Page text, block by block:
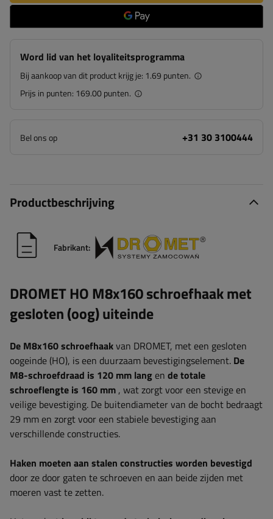
Word lid van het loyaliteitsprogramma
Bij aankoop van dit product krijg je: 1.69 punten.
Prijs in punten: 169.00 punten.
Bel ons op +31 30 3100444
Productbeschrijving
Fabrikant:
DROMET HO M8x160 schroefhaak met
gesloten (oog) uiteinde
De M8x160 schroefhaakvan DROMET, met een gesloten
oogeinde (HO), is een duurzaam bevestigingselement. De
M8-schroefdraad is 120 mm lang en de totale
schroeflengte is 160 mm , wat zorgt voor een stevige en
veilige bevestiging. De buitendiameter van de bocht bedraagt
​​29 mm en zorgt voor een stabiele bevestiging aan
verschillende constructies.
Haken moeten aan stalen constructies worden bevestigd
door ze door gaten te schroeven en aan beide zijden met
moeren vast te zetten.